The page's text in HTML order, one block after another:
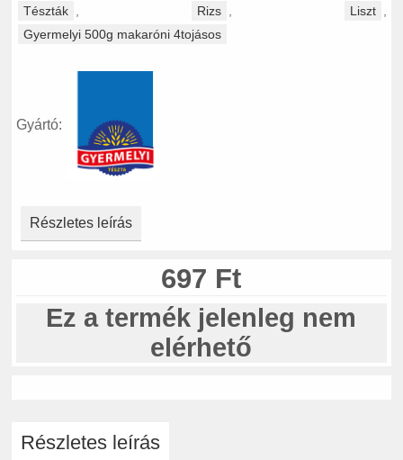
Tészták
Rizs Liszt
Gyermelyi 500g makaróni 4tojásos
Gyártó:
Részletes leírás
697 Ft
Ez a termék jelenleg nem
elérhető
Részletes leírás